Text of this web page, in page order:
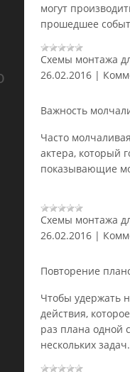
могут
прошедшее
Схемы монтажа
26.02.2016 |
Важность
Часто
актера, который
показывающие
Схемы монтажа
26.02.2016 |
Повторение
Чтобы удержать
действия,
раз плана одной
нескольких задач.